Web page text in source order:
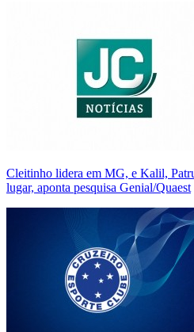
Cleitinho lidera em MG, e Kalil,
lugar, aponta pesquisa Genial/Quaest